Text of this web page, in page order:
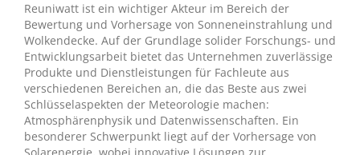
Reuniwatt ist ein wichtiger Akteur im Bereich der
Bewertung und Vorhersage von Sonneneinstrahlung und
Wolkendecke. Auf der Grundlage solider Forschungs- und
Entwicklungsarbeit bietet das Unternehmen zuverlässige
Produkte und Dienstleistungen für Fachleute aus
verschiedenen Bereichen an, die das Beste aus zwei
Schlüsselaspekten der Meteorologie machen:
Atmosphärenphysik und Datenwissenschaften. Ein
besonderer Schwerpunkt liegt auf der Vorhersage von